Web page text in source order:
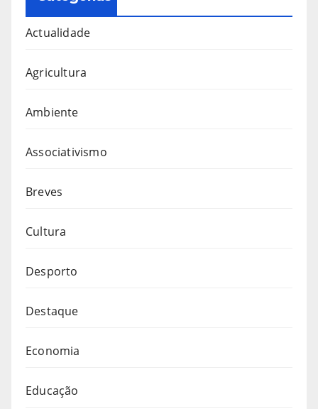
Actualidade
Agricultura
Ambiente
Associativismo
Breves
Cultura
Desporto
Destaque
Economia
Educação